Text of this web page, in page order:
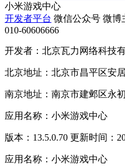
小米游戏中心
开发者平台 微信公众号 微博
010-60606666
开发者：北京瓦力网络科技
北京地址：北京市昌平区安
南京地址：南京市建邺区永
应用名称：小米游戏中心
版本：13.5.0.70 更新时间：
应用名称：小米游戏中心